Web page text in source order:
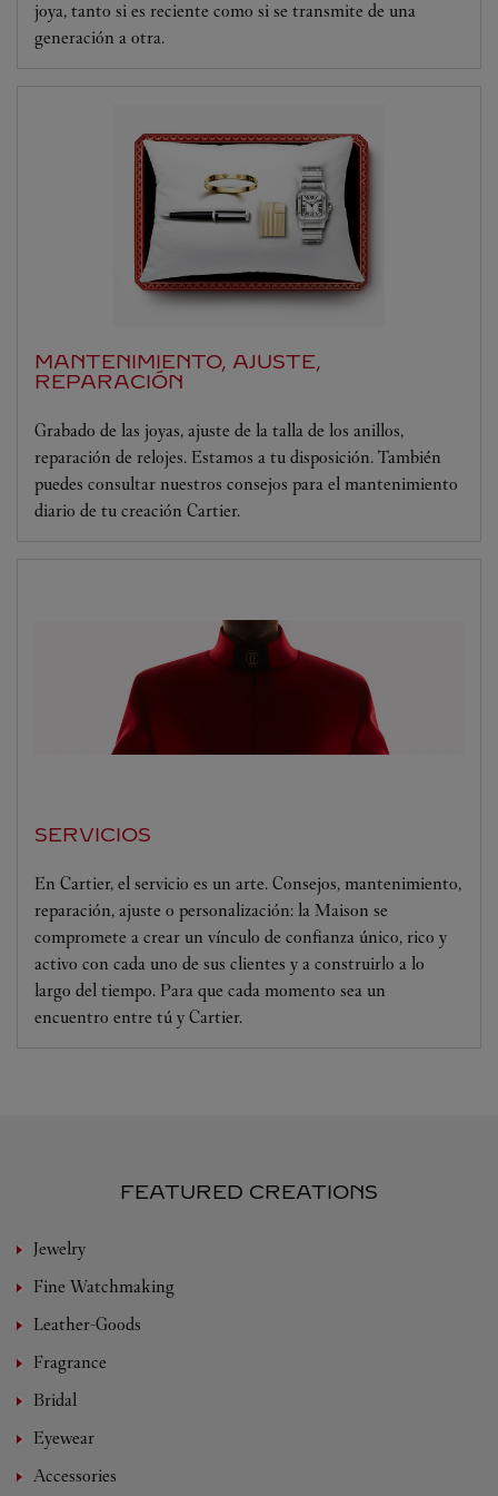
joya, tanto si es reciente como si se transmite de una
generación a otra.
MANTENIMIENTO, AJUSTE,
REPARACIÓN
Grabado de las joyas, ajuste de la talla de los anillos,
reparación de relojes. Estamos a tu disposición. También
puedes consultar nuestros consejos para el mantenimiento
diario de tu creación Cartier.
SERVICIOS
En Cartier, el servicio es un arte. Consejos, mantenimiento,
reparación, ajuste o personalización: la Maison se
compromete a crear un vínculo de confianza único, rico y
activo con cada uno de sus clientes y a construirlo a lo
largo del tiempo. Para que cada momento sea un
encuentro entre tú y Cartier.
FEATURED CREATIONS
Jewelry
Fine Watchmaking
Leather-Goods
Fragrance
Bridal
Eyewear
Accessories